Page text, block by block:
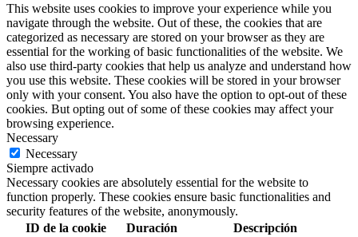
This website uses cookies to improve your experience while you
navigate through the website. Out of these, the cookies that are
categorized as necessary are stored on your browser as they are
essential for the working of basic functionalities of the website. We
also use third-party cookies that help us analyze and understand how
you use this website. These cookies will be stored in your browser
only with your consent. You also have the option to opt-out of these
cookies. But opting out of some of these cookies may affect your
browsing experience.
Necessary
Necessary
Siempre activado
Necessary cookies are absolutely essential for the website to
function properly. These cookies ensure basic functionalities and
security features of the website, anonymously.
ID de la cookie
Duración Descripción